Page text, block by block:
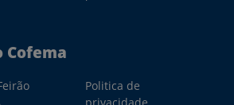
Cofema
Politica de